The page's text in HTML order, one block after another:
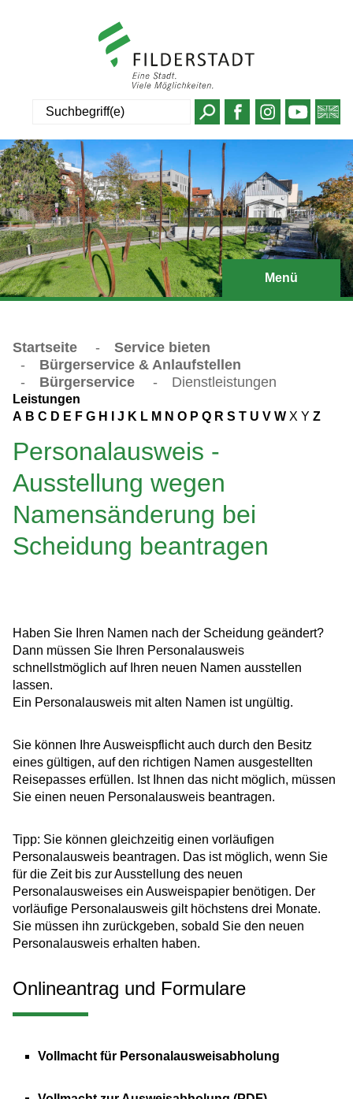
Menü
Startseite -
Service bieten
-
Bürgerservice & Anlaufstellen
-
Bürgerservice - Dienstleistungen
Leistungen
A B C D E F G H J K L M N O P Q R S T U V W X Y Z
Personalausweis -
Ausstellung wegen
Namensänderung bei
Scheidung beantragen
Haben Sie Ihren Namen nach der Scheidung geändert?
Dann müssen Sie Ihren Personalausweis
schnellstmöglich auf Ihren neuen Namen ausstellen
lassen.
Ein Personalausweis mit alten Namen ist ungültig.
Sie können Ihre Ausweispflicht auch durch den Besitz
eines gültigen, auf den richtigen Namen ausgestellten
Reisepasses erfüllen. Ist Ihnen das nicht möglich, müssen
Sie einen neuen Personalausweis beantragen.
Tipp: Sie können gleichzeitig einen vorläufigen
Personalausweis beantragen. Das ist möglich, wenn Sie
für die Zeit bis zur Ausstellung des neuen
Personalausweises ein Ausweispapier benötigen. Der
vorläufige Personalausweis gilt höchstens drei Monate.
Sie müssen ihn zurückgeben, sobald Sie den neuen
Personalausweis erhalten haben.
Onlineantrag und Formulare
Vollmacht für Personalausweisabholung